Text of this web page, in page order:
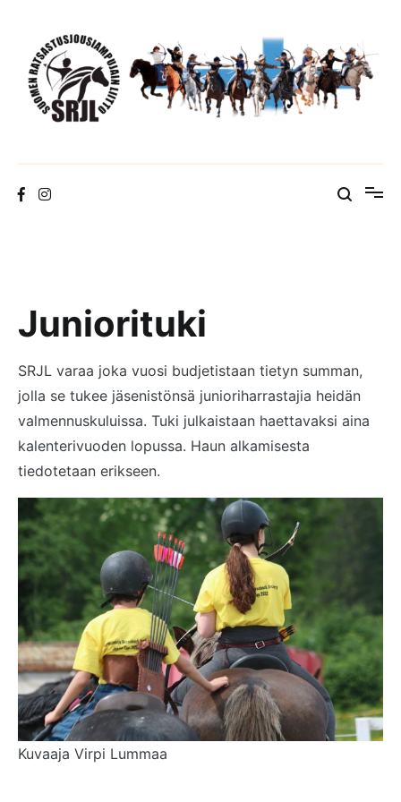
content
Juniorituki
SRJL varaa joka vuosi budjetistaan tietyn summan,
jolla se tukee jäsenistönsä junioriharrastajia heidän
valmennuskuluissa. Tuki julkaistaan haettavaksi aina
kalenterivuoden lopussa. Haun alkamisesta
tiedotetaan erikseen.
Kuvaaja Virpi Lummaa